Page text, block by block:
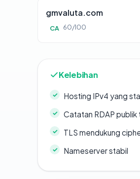
gmvaluta.com
CA 60/100
Kelebihan
Hosting IPv4 yang
Catatan RDAP
TLS mendukung
Nameserver stabil